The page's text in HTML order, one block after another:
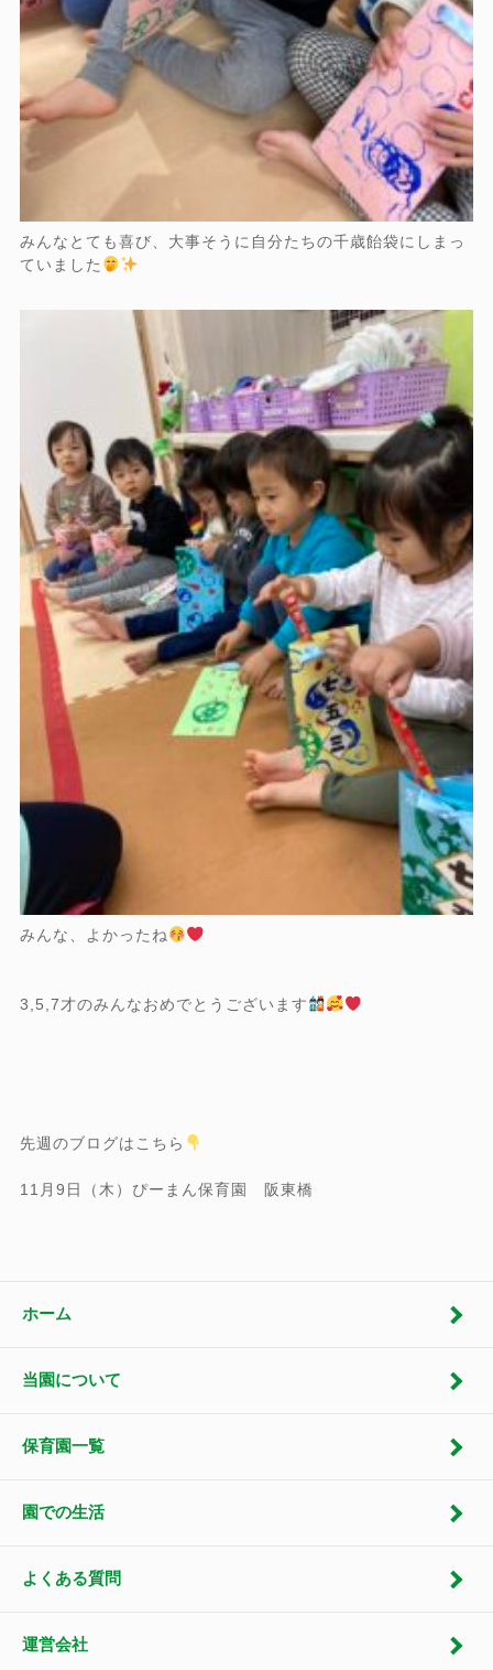
みんなとても喜び、大事そうに自分たちの千歳飴袋にしまっ
ていました
みんな、よかったね
3,5,7才のみんなおめでとうございます
先週のブログはこちら
11月9日（木）ぴーまん保育園 阪東橋
ホーム
当園について
保育園一覧
園での生活
よくある質問
運営会社